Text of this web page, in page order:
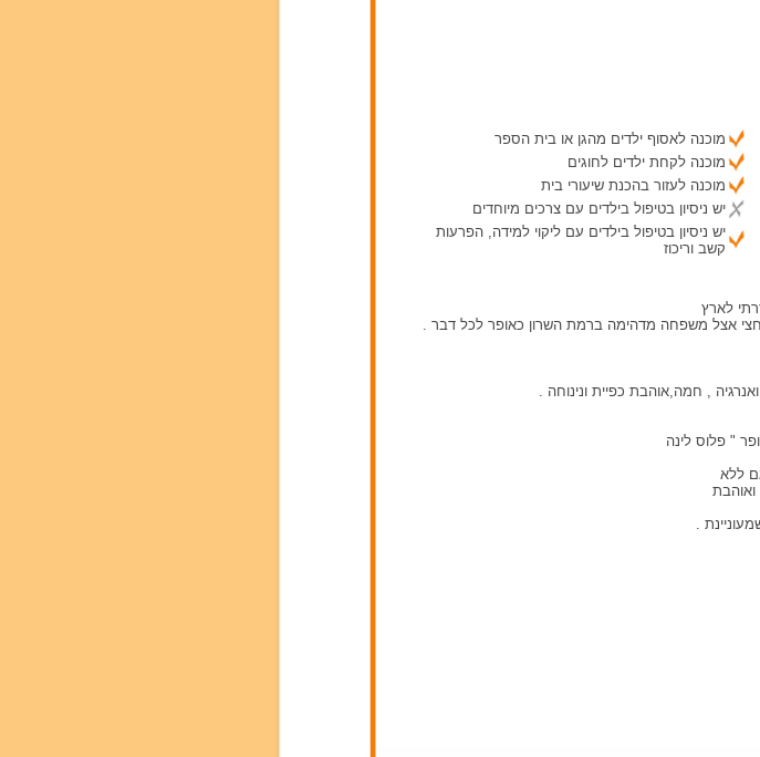
מוכנה לאסוף ילדים מהגן או בית הספר
מוכנה לקחת ילדים לחוגים
מוכנה לעזור בהכנת שיעורי בית
יש ניסיון בטיפול בילדים עם צרכים מיוחדים
יש ניסיון בטיפול בילדים עם ליקוי למידה, הפרעות
קשב וריכוז
לארץ
אצל משפחה מדהימה ברמת השרון כאופר לכל דבר .
, חמה,אוהבת כפיית ונינוחה .
" פלוס לינה
ללא
.